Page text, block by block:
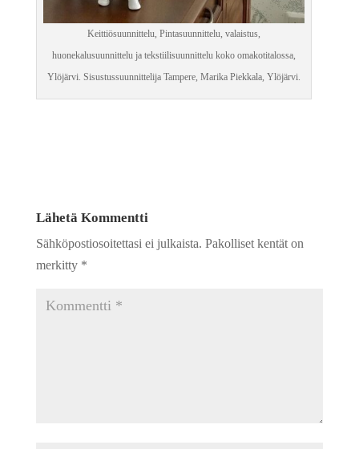
Keittiösuunnittelu, Pintasuunnittelu, valaistus,
huonekalusuunnittelu ja tekstiilisuunnittelu koko omakotitalossa,
Ylöjärvi. Sisustussuunnittelija Tampere, Marika Piekkala, Ylöjärvi.
Lähetä Kommentti
Sähköpostiosoitettasi ei julkaista. Pakolliset kentät on
merkitty *